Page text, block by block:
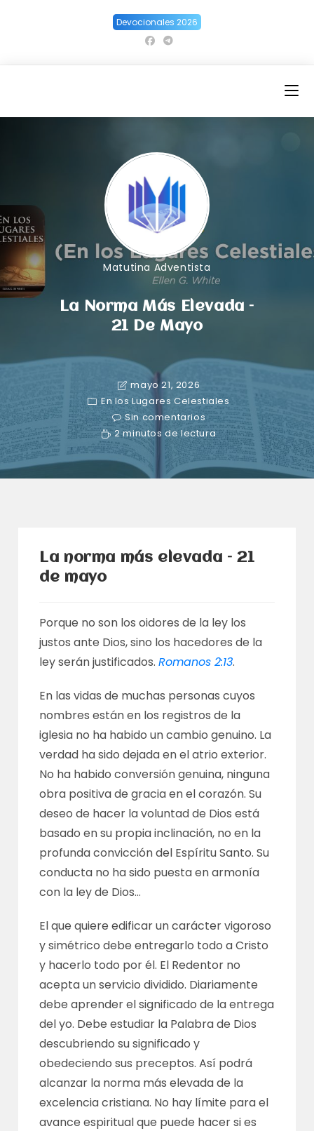
Devocionales 2026
Matutina Adventista
La Norma Más Elevada –
21 De Mayo
mayo 21, 2026
En los Lugares Celestiales
Sin comentarios
2 minutos de lectura
La norma más elevada – 21
de mayo
Porque no son los oidores de la ley los
justos ante Dios, sino los hacedores de la
ley serán justificados.Romanos 2:13.
En las vidas de muchas personas cuyos
nombres están en los registros de la
iglesia no ha habido un cambio genuino. La
verdad ha sido dejada en el atrio exterior.
No ha habido conversión genuina, ninguna
obra positiva de gracia en el corazón. Su
deseo de hacer la voluntad de Dios está
basado en su propia inclinación, no en la
profunda convicción del Espíritu Santo. Su
conducta no ha sido puesta en armonía
con la ley de Dios…
El que quiere edificar un carácter vigoroso
y simétrico debe entregarlo todo a Cristo
y hacerlo todo por él. El Redentor no
acepta un servicio dividido. Diariamente
debe aprender el significado de la entrega
del yo. Debe estudiar la Palabra de Dios
descubriendo su significado y
obedeciendo sus preceptos. Así podrá
alcanzar la norma más elevada de la
excelencia cristiana. No hay límite para el
avance espiritual que puede hacer si es